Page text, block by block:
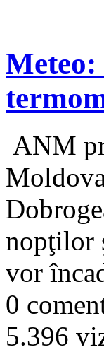
ANM
nopţilor
vor
0
5.396